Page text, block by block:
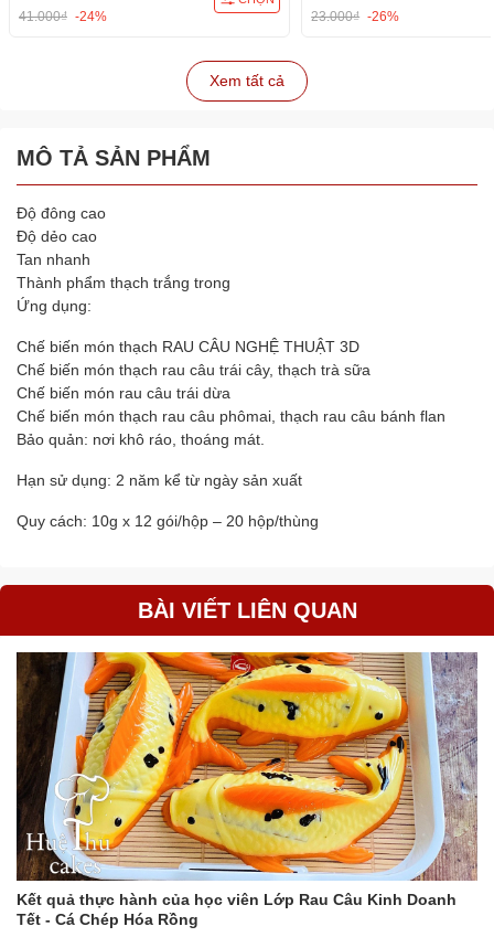
41.000₫ -24% 23.000₫ -26%
Xem tất cả
MÔ TẢ SẢN PHẨM
Độ đông cao
Độ dẻo cao
Tan nhanh
Thành phẩm thạch trắng trong
Ứng dụng:
Chế biến món thạch RAU CÂU NGHỆ THUẬT 3D
Chế biến món thạch rau câu trái cây, thạch trà sữa
Chế biến món rau câu trái dừa
Chế biến món thạch rau câu phômai, thạch rau câu bánh flan
Bảo quản: nơi khô ráo, thoáng mát.
Hạn sử dụng: 2 năm kể từ ngày sản xuất
Quy cách: 10g x 12 gói/hộp – 20 hộp/thùng
BÀI VIẾT LIÊN QUAN
Kết quả thực hành của học viên Lớp Rau Câu Kinh Doanh
Tết - Cá Chép Hóa Rồng